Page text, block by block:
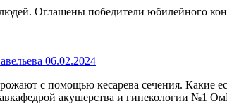
Оглашены победители юбилейного
06.02.2024
с помощью кесарева сечения. Какие
акушерства и гинекологии №1